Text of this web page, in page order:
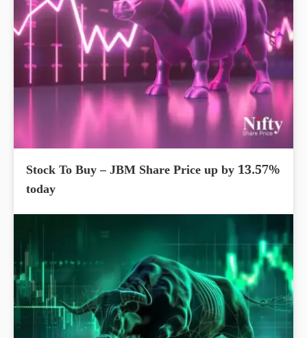
Stock To Buy – JBM Share Price up by 13.57%
today